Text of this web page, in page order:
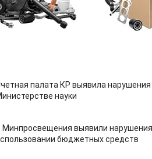
палата КР выявила нарушения
науки
Минпросвещения выявили
бюджетных средств